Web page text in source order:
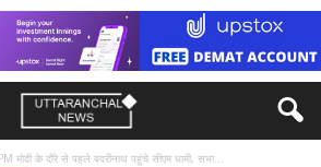
मोदी के दौरे से पहले बदरीनाथ पहुंचे सीएम धामी, सभा...